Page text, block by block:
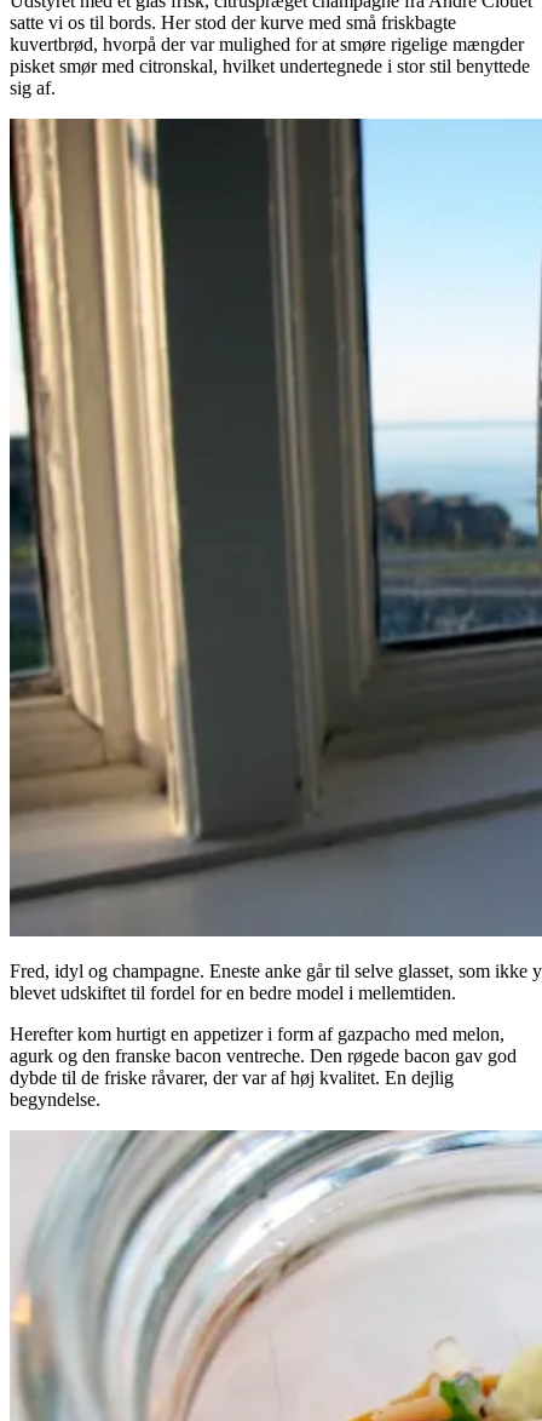
satte vi os til bords. Her stod der kurve med små friskbagte
kuvertbrød, hvorpå der var mulighed for at smøre rigelige mængder
pisket smør med citronskal, hvilket undertegnede i stor stil benyttede
sig af.
Fred, idyl og champagne. Eneste anke går til selve glasset, som
blevet udskiftet til fordel for en bedre model i mellemtiden.
Herefter kom hurtigt en appetizer i form af gazpacho med melon,
agurk og den franske bacon ventreche. Den røgede bacon gav god
dybde til de friske råvarer, der var af høj kvalitet. En dejlig
begyndelse.